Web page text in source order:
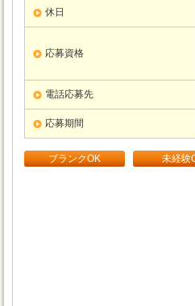
休日
応募資格
電話応募先
応募期間
ブランクOK 未経験